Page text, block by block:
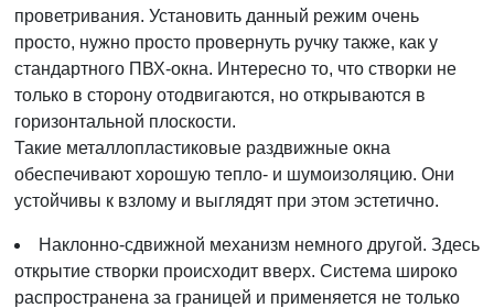
проветривания. Установить данный режим очень
просто, нужно просто провернуть ручку также, как у
стандартного ПВХ-окна. Интересно то, что створки не
только в сторону отодвигаются, но открываются в
горизонтальной плоскости.
Такие металлопластиковые раздвижные окна
обеспечивают хорошую тепло- и шумоизоляцию. Они
устойчивы к взлому и выглядят при этом эстетично.
Наклонно-сдвижной механизм немного другой. Здесь
открытие створки происходит вверх. Система широко
распространена за границей и применяется не только